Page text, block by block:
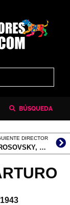
BÚSQUEDA
DIRECTOR
RIPSTEIN ROSOVSKY, GABRIEL